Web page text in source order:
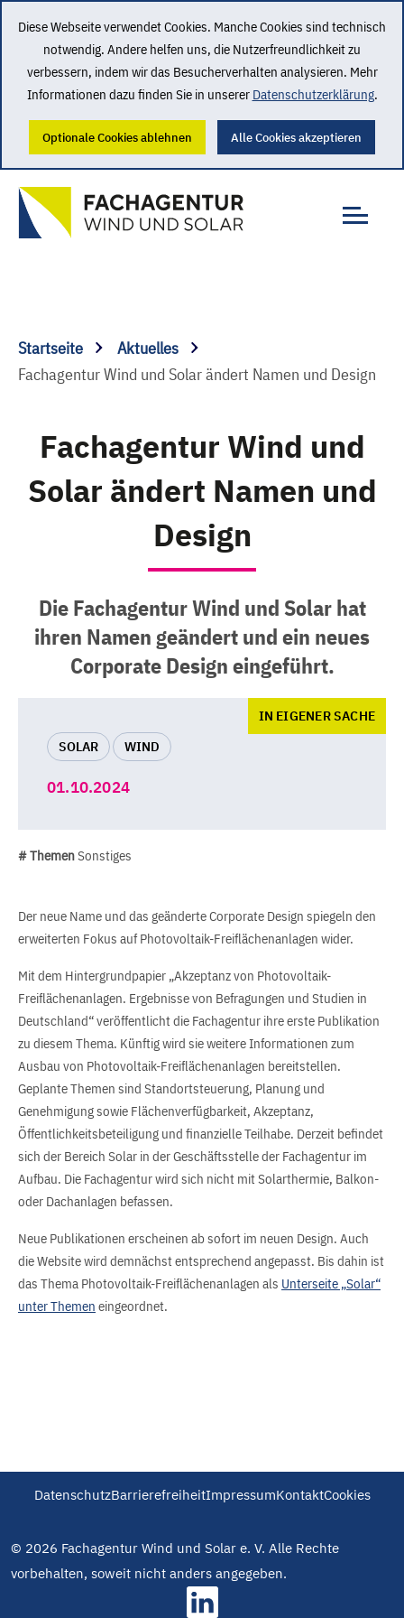
Diese Webseite verwendet Cookies. Manche Cookies sind technisch
notwendig. Andere helfen uns, die Nutzerfreundlichkeit zu
verbessern, indem wir das Besucherverhalten analysieren. Mehr
Informationen dazu finden Sie in unserer Datenschutzerklärung.
Optionale Cookies ablehnen Alle Cookies akzeptieren
Startseite
Aktuelles
Fachagentur Wind und Solar ändert Namen und Design
Fachagentur Wind und
Solar ändert Namen und
Design
Die Fachagentur Wind und Solar hat
ihren Namen geändert und ein neues
Corporate Design eingeführt.
SOLAR WIND
IN EIGENER SACHE
01.10.2024
# ThemenSonstiges
Der neue Name und das geänderte Corporate Design spiegeln den
erweiterten Fokus auf Photovoltaik-Freiflächenanlagen wider.
Mit dem Hintergrundpapier „Akzeptanz von Photovoltaik-
Freiflächenanlagen. Ergebnisse von Befragungen und Studien in
Deutschland“ veröffentlicht die Fachagentur ihre erste Publikation
zu diesem Thema. Künftig wird sie weitere Informationen zum
Ausbau von Photovoltaik-Freiflächenanlagen bereitstellen.
Geplante Themen sind Standortsteuerung, Planung und
Genehmigung sowie Flächenverfügbarkeit, Akzeptanz,
Öffentlichkeitsbeteiligung und finanzielle Teilhabe. Derzeit befindet
sich der Bereich Solar in der Geschäftsstelle der Fachagentur im
Aufbau. Die Fachagentur wird sich nicht mit Solarthermie, Balkon-
oder Dachanlagen befassen.
Neue Publikationen erscheinen ab sofort im neuen Design. Auch
die Website wird demnächst entsprechend angepasst. Bis dahin ist
das Thema Photovoltaik-Freiflächenanlagen als Unterseite „Solar“
unter Themen eingeordnet.
DatenschutzBarrierefreiheitImpressumKontaktCookies
© 2026 Fachagentur Wind und Solar e. V. Alle Rechte
vorbehalten, soweit nicht anders angegeben.